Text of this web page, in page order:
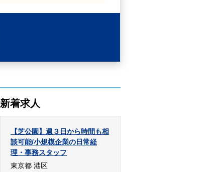
新着求人
【芝公園】週３日から時間も相
談可能/小規模企業の日常経
理・事務スタッフ
東京都 港区